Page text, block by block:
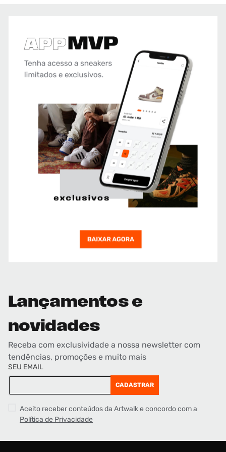
Lançamentos e
novidades
Receba com exclusividade a nossa newsletter com
tendências, promoções e muito mais
SEU EMAIL
CADASTRAR
Aceito receber conteúdos da Artwalk e concordo com a
Política de Privacidade